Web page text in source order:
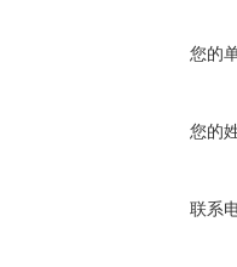
您的
您的
联系